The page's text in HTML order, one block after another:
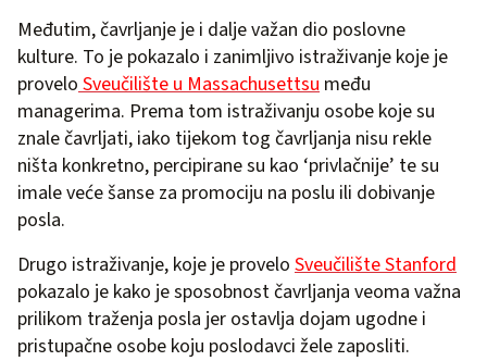
Međutim, čavrljanje je i dalje važan dio poslovne
kulture. To je pokazalo i zanimljivo istraživanje koje je
proveloSveučilište u Massachusettsu među
managerima. Prema tom istraživanju osobe koje su
znale čavrljati, iako tijekom tog čavrljanja nisu rekle
ništa konkretno, percipirane su kao ‘privlačnije’ te su
imale veće šanse za promociju na poslu ili dobivanje
posla.
Drugo istraživanje, koje je provelo Sveučilište Stanford
pokazalo je kako je sposobnost čavrljanja veoma važna
prilikom traženja posla jer ostavlja dojam ugodne i
pristupačne osobe koju poslodavci žele zaposliti.